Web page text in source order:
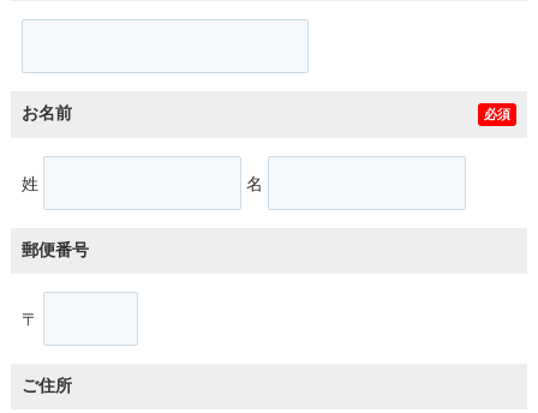
お名前 必須
姓 名
郵便番号
〒
ご住所